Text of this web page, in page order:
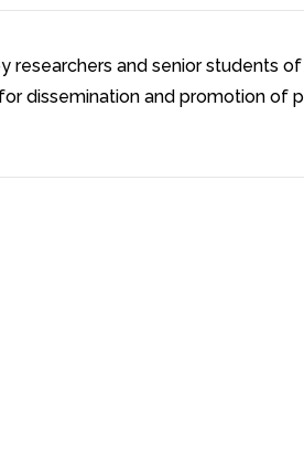
researchers and senior students
dissemination and promotion of